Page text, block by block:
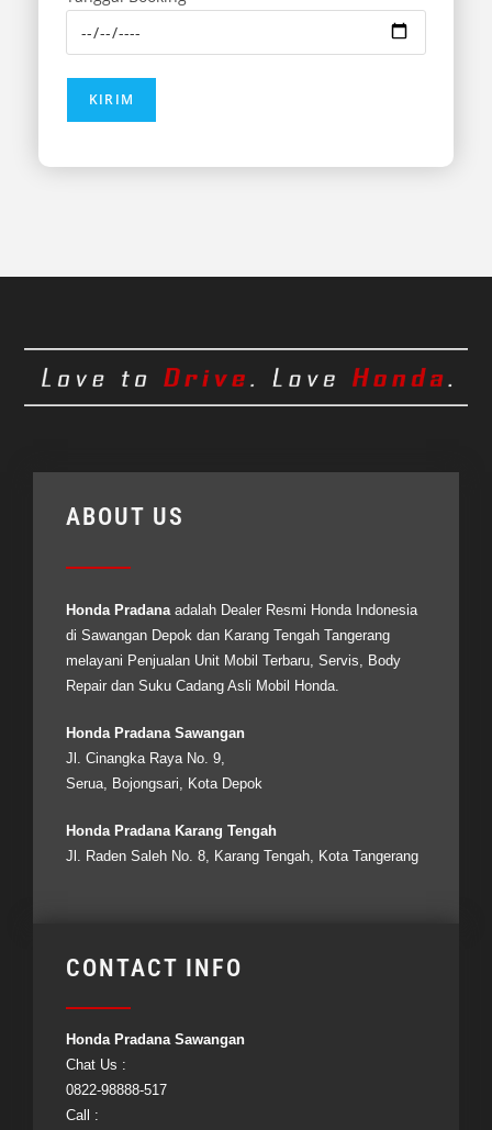
ABOUT US
Honda Pradana adalah Dealer Resmi Honda Indonesia
di Sawangan Depok dan Karang Tengah Tangerang
melayani Penjualan Unit Mobil Terbaru, Servis, Body
Repair dan Suku Cadang Asli Mobil Honda.
Honda Pradana Sawangan
Jl. Cinangka Raya No. 9,
Serua, Bojongsari, Kota Depok
Honda Pradana Karang Tengah
Jl. Raden Saleh No. 8, Karang Tengah, Kota Tangerang
CONTACT INFO
Honda Pradana Sawangan
Chat Us :
0822-98888-517
Call :